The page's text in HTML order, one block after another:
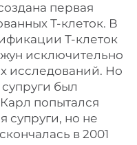
первая
Т-клеток. В
Т-клеток
исключительно
исследований. Но
супруги был
попытался
супруги, но не
в 2001